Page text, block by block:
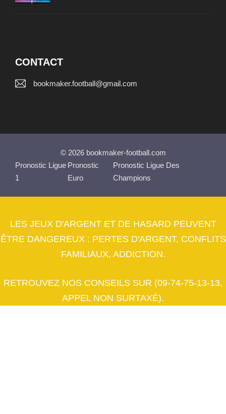
CONTACT
bookmaker.football@gmail.com
© 2026 bookmaker-football.com
Pronostic Ligue
1
Pronostic
Euro
Pronostic Ligue Des
Champions
LES JEUX D'ARGENT ET DE HASARD PEUVENT
ÊTRE DANGEREUX : PERTES D'ARGENT, CONFLITS
FAMILIAUX, ADDICTION.
RETROUVEZ NOS CONSEILS SUR (09-74-75-13-13,
APPEL NON SURTAXÉ).